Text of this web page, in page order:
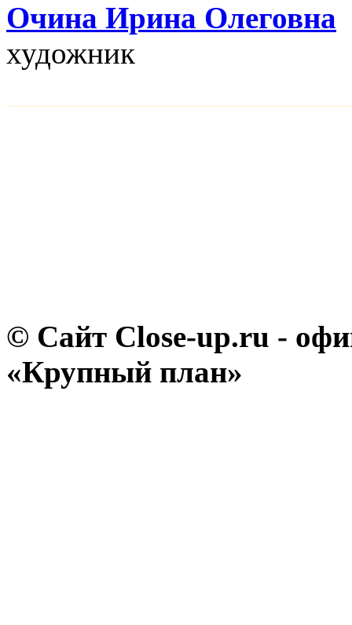
Очина Ирина Олеговна
художник
© Сайт Close-up.ru -
«Крупный план»